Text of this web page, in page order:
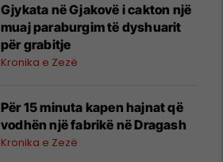
Gjykata në Gjakovë i cakton një
muaj paraburgim të dyshuarit
për grabitje
Kronika e Zezë
Për 15 minuta kapen hajnat që
vodhën një fabrikë në Dragash
Kronika e Zezë